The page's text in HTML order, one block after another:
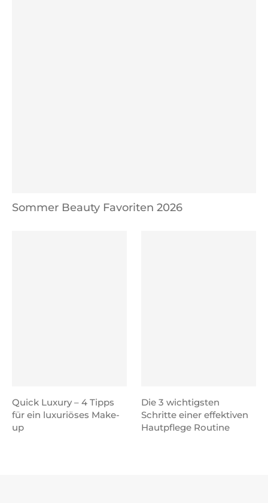
Sommer Beauty Favoriten 2026
Quick Luxury – 4 Tipps
für ein luxuriöses Make-
up
Die 3 wichtigsten
Schritte einer effektiven
Hautpflege Routine